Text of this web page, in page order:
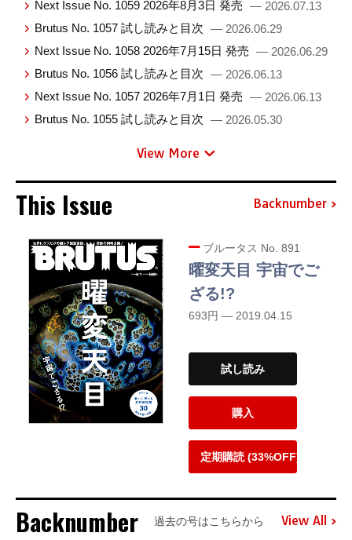
Next Issue No. 1059 2026年8月3日 発売 — 2026.07.13
Brutus No. 1057 試し読みと目次 — 2026.06.29
Next Issue No. 1058 2026年7月15日 発売 — 2026.06.29
Brutus No. 1056 試し読みと目次 — 2026.06.13
Next Issue No. 1057 2026年7月1日 発売 — 2026.06.13
Brutus No. 1055 試し読みと目次 — 2026.05.30
View More
This Issue Backnumber
ブルータス No. 891
曜変天目 宇宙でご
ざる!?
693円 — 2019.04.15
試し読み
購入
定期購読 (33%OFF)
Backnumber 過去の号はこちらから View All